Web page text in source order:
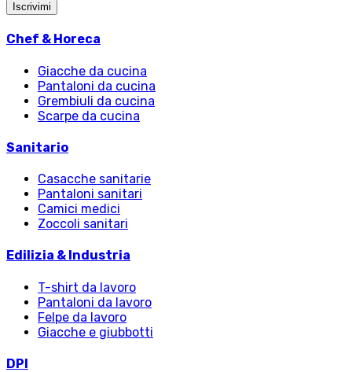
Iscrivimi
Chef & Horeca
Giacche da cucina
Pantaloni da cucina
Grembiuli da cucina
Scarpe da cucina
Sanitario
Casacche sanitarie
Pantaloni sanitari
Camici medici
Zoccoli sanitari
Edilizia & Industria
T-shirt da lavoro
Pantaloni da lavoro
Felpe da lavoro
Giacche e giubbotti
DPI